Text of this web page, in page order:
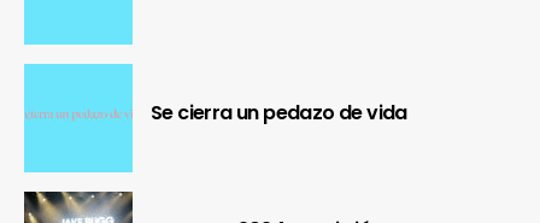
Se cierra un pedazo de vida